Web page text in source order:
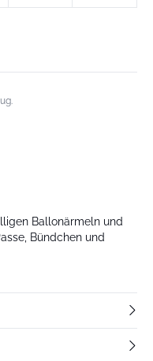
Ballonärmeln und
Bündchen und